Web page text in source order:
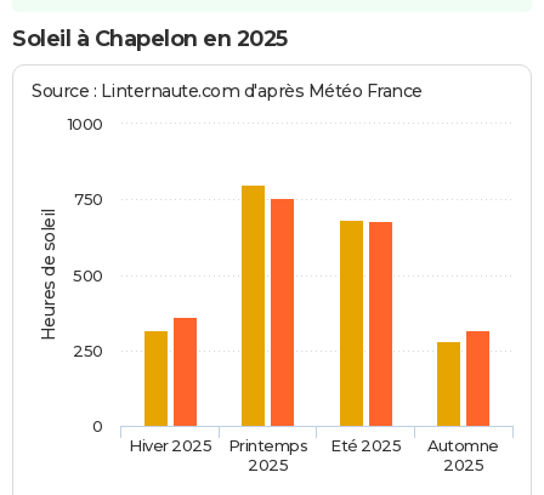
Soleil à Chapelon en 2025
Heures de soleil
Source : Linternaute.com d'après Météo France
Hiver 2025
Printemps
2025
Eté 2025
Automne
2025
0
250
500
750
1000